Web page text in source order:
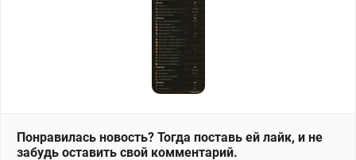
Понравилась новость? Тогда поставь ей лайк, и не
забудь оставить свой комментарий.